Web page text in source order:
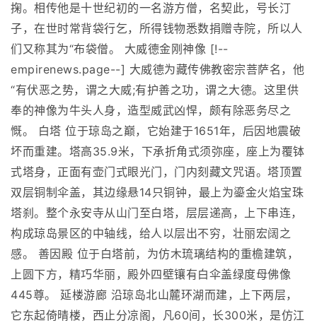
掬。相传他是十世纪初的一名游方僧，名契此，号长汀
子，在世时常背袋行乞，所得钱物悉数捐赠寺院，所以人
们又称其为“布袋僧。 大威德金刚神像 [!--
empirenews.page--] 大威德为藏传佛教密宗菩萨名，他
“有伏恶之势，谓之大威;有护善之功，谓之大德。这里供
奉的神像为牛头人身，造型威武凶悍，颇有除恶务尽之
慨。 白塔 位于琼岛之巅，它始建于1651年，后因地震破
坏而重建。塔高35.9米，下承折角式须弥座，座上为覆钵
式塔身，正面有壶门式眼光门，门内刻藏文咒语。塔顶置
双层铜制伞盖，其边缘悬14只铜钟，最上为鎏金火焰宝珠
塔刹。整个永安寺从山门至白塔，层层递高，上下串连，
构成琼岛景区的中轴线，给人以层出不穷，壮丽宏阔之
感。 善因殿 位于白塔前，为仿木琉璃结构的重檐建筑，
上圆下方，精巧华丽，殿外四壁镶有白伞盖绿度母佛像
445尊。 延楼游廊 沿琼岛北山麓环湖而建，上下两层，
它东起倚晴楼，西止分凉阁，凡60间，长300米，是仿江